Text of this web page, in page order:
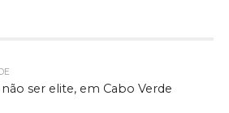
ser elite, em Cabo Verde